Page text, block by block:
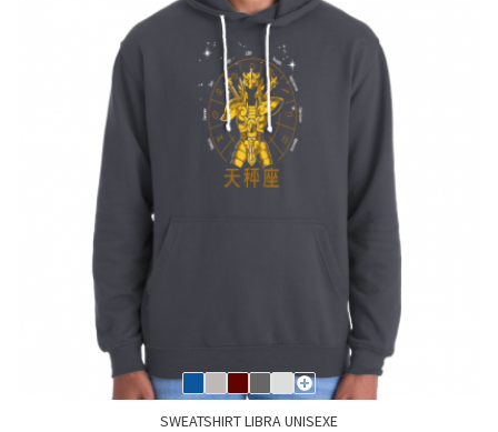
SWEATSHIRT LIBRA UNISEXE